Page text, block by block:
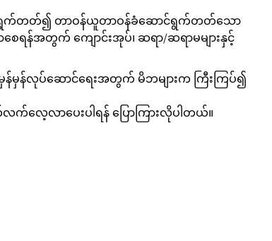
ာင်ရွက်တတ်၍ တာဝန်ယူတာဝန်ခံဆောင်ရွက်တတ်သော
ရန်အတွက် ကျောင်းအုပ်၊ ဆရာ/ဆရာမများနှင့်
မှန်မှန်လုပ်ဆောင်ရေးအတွက် မိဘများက ကြီးကြပ်၍
ေ့လာပေးပါရန် ပြောကြားလိုပါတယ်။